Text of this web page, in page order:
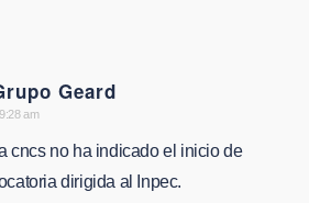
Geard
am
cncs no ha indicado el inicio de
dirigida al Inpec.